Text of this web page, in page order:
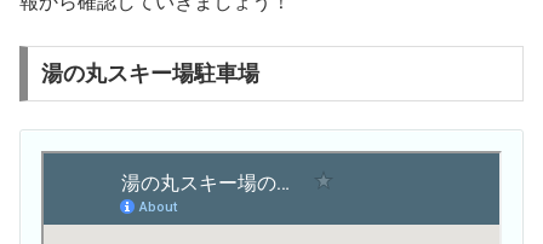
湯の丸スキー場駐車場